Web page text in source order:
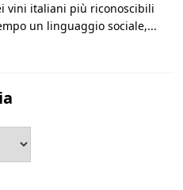
vini italiani più riconoscibili
un linguaggio sociale,...